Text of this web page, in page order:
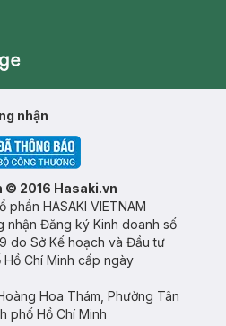
nhận
© 2016 Hasaki.vn
phần HASAKI VIETNAM
nhận Đăng ký Kinh doanh số
do Sở Kế hoạch và Đầu tư
Hồ Chí Minh cấp ngày
Hoa Thám, Phường Tân
phố Hồ Chí Minh